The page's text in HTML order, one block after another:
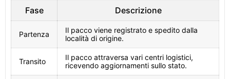
Fase Descrizione
Partenza
Il pacco viene registrato e spedito dalla
località di origine.
Transito
Il pacco attraversa vari centri logistici,
ricevendo aggiornamenti sullo stato.